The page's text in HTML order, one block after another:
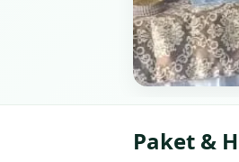
Paket &